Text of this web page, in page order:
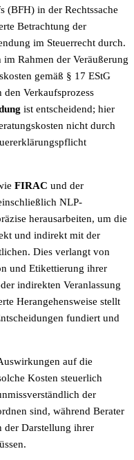
(BFH) in der Rechtssache
Betrachtung der
im Steuerrecht durch.
Rahmen der Veräußerung
gemäß § 17 EStG
Verkaufsprozess
ist entscheidend; hier
nicht durch
FIRAC und der
NLP-
herausarbeiten, um die
und indirekt mit der
Dies verlangt von
und Etikettierung ihrer
indirekten Veranlassung
Herangehensweise stellt
fundiert und
auf die
Kosten steuerlich
der
sind, während Berater
der Darstellung ihrer